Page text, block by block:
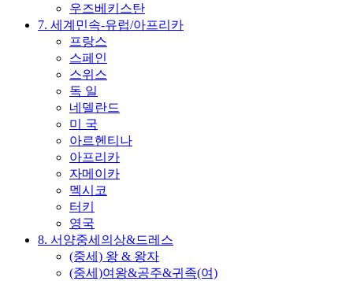
우즈베키스탄
7. 세계민속-유럽/아프리카
프랑스
스페인
스위스
독 일
네델란드
미 국
아르헨티나
아프리카
자메이카
멕시코
터키
영국
8. 서양중세의상&드레스
(중세) 왕 & 왕자
(중세)여왕&공주&귀족(여)